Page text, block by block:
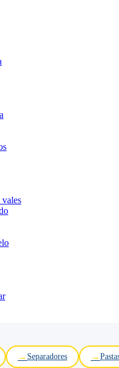
vales
Separadores